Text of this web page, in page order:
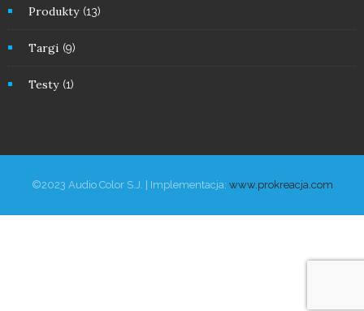
Produkty (13)
Targi (9)
Testy (1)
©2023 Audio Color S.J. | Implementacja: www.prokreacja.com